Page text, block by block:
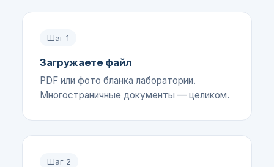
Шаг 1
Загружаете файл
PDF или фото бланка лаборатории.
Многостраничные документы — целиком.
Шаг 2